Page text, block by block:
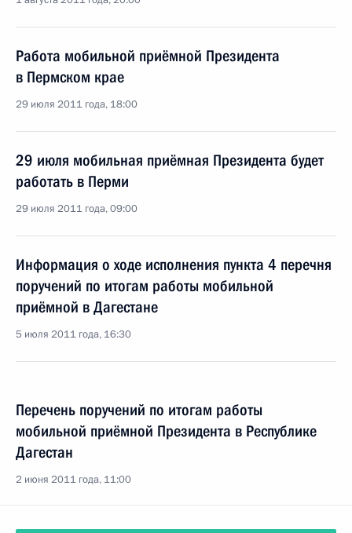
Работа мобильной приёмной Президента
в Пермском крае
29 июля 2011 года, 18:00
29 июля мобильная приёмная Президента будет
работать в Перми
29 июля 2011 года, 09:00
Информация о ходе исполнения пункта 4 перечня
поручений по итогам работы мобильной
приёмной в Дагестане
5 июля 2011 года, 16:30
Перечень поручений по итогам работы
мобильной приёмной Президента в Республике
Дагестан
2 июня 2011 года, 11:00